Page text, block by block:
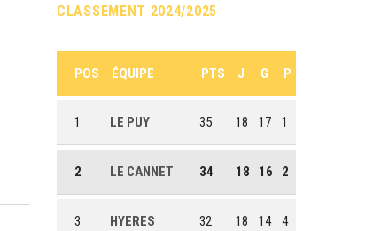
CLASSEMENT 2024/2025
POS ÉQUIPE PTS J G P
1 LE PUY 35 18 17 1
2 LE CANNET 34 18 16 2
3 HYERES 32 18 14 4